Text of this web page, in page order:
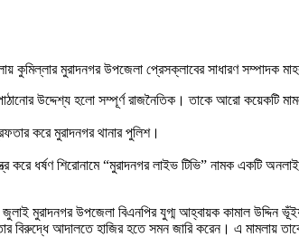
কুমিল্লার মুরাদনগর উপজেলা প্রেসক্লাবের সাধারণ
উদ্দেশ্য হলো সম্পূর্ণ রাজনৈতিক। তাকে আরো কয়েকটি
করে মুরাদনগর থানার পুলিশ।
করে ধর্ষণ শিরোনামে “মুরাদনগর লাইভ টিভি” নামক
মুরাদনগর উপজেলা বিএনপির যুগ্ম আহ্বায়ক কামাল উদ্দিন
বিরুদ্ধে আদালতে হাজির হতে সমন জারি করেন। এ মামলায়